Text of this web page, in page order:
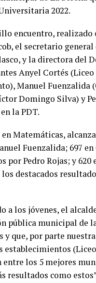
2022.
encuentro,
el secretario
y la directora del
Anyel Cortés
Manuel Fuenzalida
Domingo Silva) y
la PDT.
en Matemáticas,
Fuenzalida; 697
por Pedro Rojas; y
destacados
a los jóvenes, el
pública municipal de
y que, por parte
establecimientos
entre los 5 mejores
resultados como